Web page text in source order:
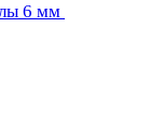
6 мм